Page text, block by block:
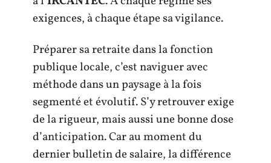
exigences, à chaque étape sa vigilance.
Préparer sa retraite dans la fonction
publique locale, c’est naviguer avec
méthode dans un paysage à la fois
segmenté et évolutif. S’y retrouver exige
de la rigueur, mais aussi une bonne dose
d’anticipation. Car au moment du
dernier bulletin de salaire, la différence